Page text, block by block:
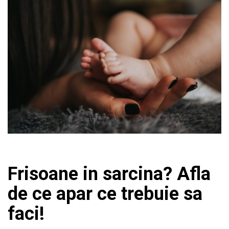
Frisoane in sarcina? Afla
de ce apar ce trebuie sa
faci!